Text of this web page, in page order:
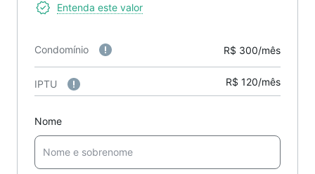
Entenda este valor
Condomínio R$ 300/mês
IPTU R$ 120/mês
Nome